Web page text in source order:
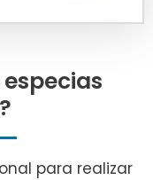
para realizar